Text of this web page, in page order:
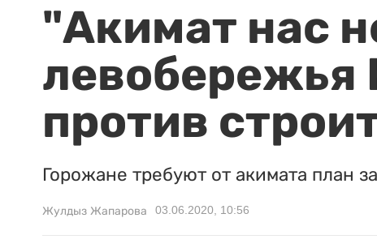
"Акимат нас
левобережья
против
Горожане требуют от акимата план
Жулдыз Жапарова 03.06.2020, 10:56